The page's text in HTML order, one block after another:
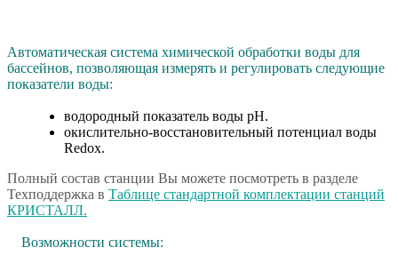
Автоматическая система химической обработки воды для
бассейнов, позволяющая измерять и регулировать следующие
показатели воды:
водородный показатель воды рН.
окислительно-восстановительный потенциал воды
Redox.
Полный состав станции Вы можете посмотреть в разделе
Техподдержка в Таблице стандартной комплектации станций
КРИСТАЛЛ.
Возможности системы: